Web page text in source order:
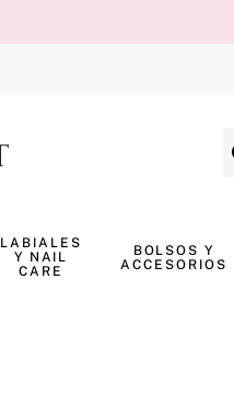
LABIALES
Y NAIL
CARE
BOLSOS Y
ACCESORIOS